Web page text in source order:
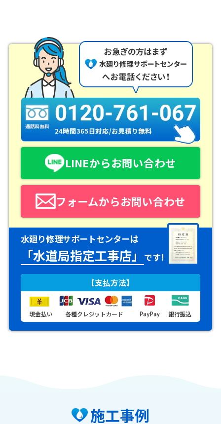
LINEからお問い合わせ
フォームからお問い合わせ
水廻り修理サポートセンターは
「水道局指定工事店」 です!
【支払方法】
施工事例